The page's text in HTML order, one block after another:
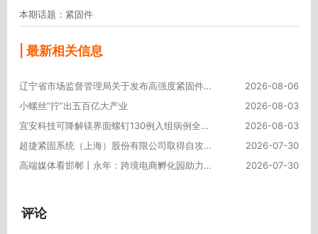
本期话题：紧固件
| 最新相关信息
辽宁省市场监督管理局关于发布高强度紧固件等24种产品质量监督抽查实施细则的通告
2026-08-06
小螺丝“拧”出五百亿大产业
2026-08-03
宜安科技可降解镁界面螺钉130例入组病例全部完成
2026-08-03
超捷紧固系统（上海）股份有限公司取得自攻螺钉紧固件相关专利，该自攻螺钉靠棘齿提升防松防脱安全性
2026-07-30
高端媒体看邯郸丨永年：跨境电商孵化园助力紧固件产业“数字出海”
2026-07-30
评论